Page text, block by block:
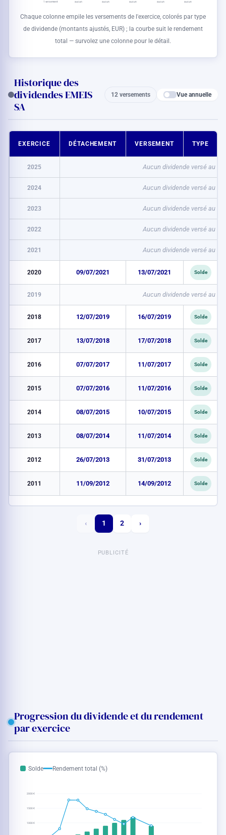
1 versement aucun aucun aucun aucun aucun
Chaque colonne empile les versements de l'exercice, colorés par type
de dividende (montants ajustés, EUR) ; la courbe suit le rendement
total — survolez une colonne pour le détail.
Historique des
dividendes EMEIS
SA
12 versements Vue annuelle
EXERCICE DÉTACHEMENT VERSEMENT TYPE
2025 Aucun dividende versé au
2024 Aucun dividende versé au
2023 Aucun dividende versé au
2022 Aucun dividende versé au
2021 Aucun dividende versé au
2020 09/07/2021 13/07/2021 Solde
2019 Aucun dividende versé au
2018 12/07/2019 16/07/2019 Solde
2017 13/07/2018 17/07/2018 Solde
2016 07/07/2017 11/07/2017 Solde
2015 07/07/2016 11/07/2016 Solde
2014 08/07/2015 10/07/2015 Solde
2013 08/07/2014 11/07/2014 Solde
2012 26/07/2013 31/07/2013 Solde
2011 11/09/2012 14/09/2012 Solde
‹ 1 2 ›
PUBLICITÉ
Progression du dividende et du rendement
par exercice
Solde Rendement total (%)
1000 €
1500 €
2000 €